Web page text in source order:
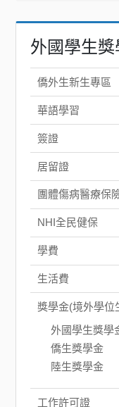
外國學生獎
僑外生新生專區
華語學習
簽證
居留證
團體傷病醫療保
NHI全民健保
學費
生活費
獎學金(境外學位
外國學生獎學
僑生獎學金
陸生獎學金
工作許可證